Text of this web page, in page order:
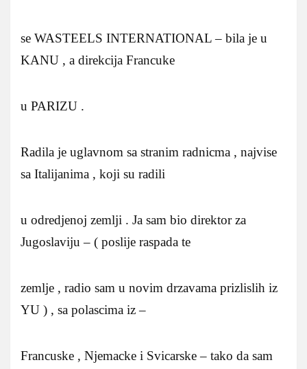
se WASTEELS INTERNATIONAL – bila je u
KANU , a direkcija Francuke
u PARIZU .
Radila je uglavnom sa stranim radnicma , najvise
sa Italijanima , koji su radili
u odredjenoj zemlji . Ja sam bio direktor za
Jugoslaviju – ( poslije raspada te
zemlje , radio sam u novim drzavama prizlislih iz
YU ) , sa polascima iz –
Francuske , Njemacke i Svicarske – tako da sam